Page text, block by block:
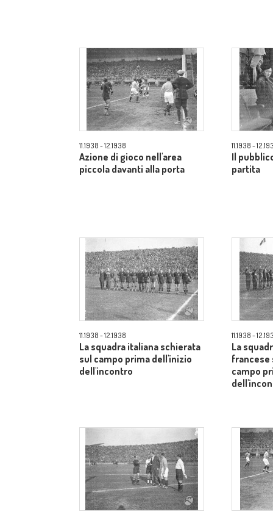
11.1938 - 12.1938
Azione di gioco nell'area
piccola davanti alla porta
11.1938 -
Il
partita
11.1938 - 12.1938
La squadra italiana schierata
sul campo prima dell'inizio
dell'incontro
11.1938 -
La
francese
campo